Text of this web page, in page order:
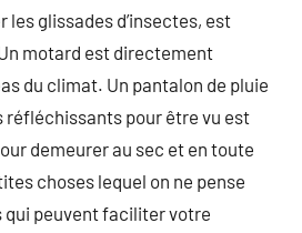
glissades d’insectes, est
motard est directement
du climat. Un pantalon de pluie
réfléchissants pour être vu est
demeurer au sec et en toute
choses lequel on ne pense
qui peuvent faciliter votre